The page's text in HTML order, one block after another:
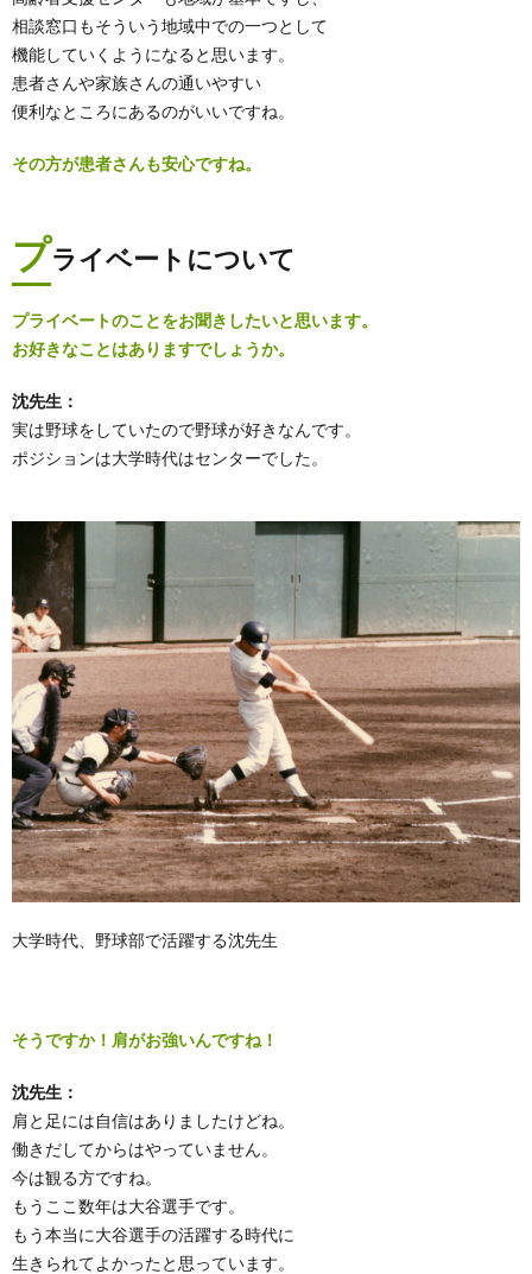
相談窓口もそういう地域中での一つとして
機能していくようになると思います。
患者さんや家族さんの通いやすい
便利なところにあるのがいいですね。
その方が患者さんも安心ですね。
プライベートについて
プライベートのことをお聞きしたいと思います。
お好きなことはありますでしょうか。
沈先生：
実は野球をしていたので野球が好きなんです。
ポジションは大学時代はセンターでした。
大学時代、野球部で活躍する沈先生
そうですか！肩がお強いんですね！
沈先生：
肩と足には自信はありましたけどね。
働きだしてからはやっていません。
今は観る方ですね。
もうここ数年は大谷選手です。
もう本当に大谷選手の活躍する時代に
生きられてよかったと思っています。